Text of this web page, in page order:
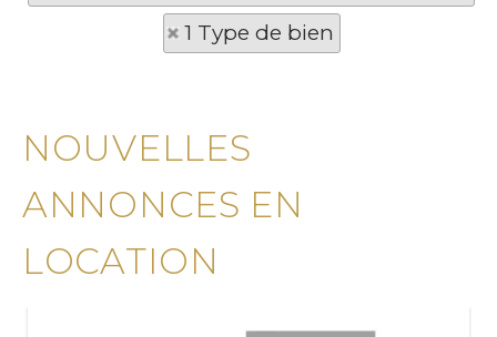
1 Type de bien
NOUVELLES
ANNONCES EN
LOCATION